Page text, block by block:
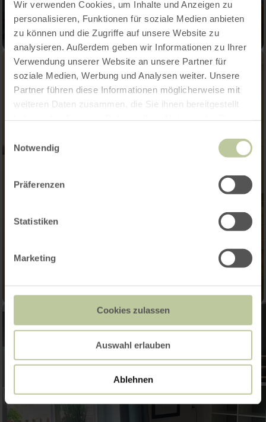
Wir verwenden Cookies, um Inhalte und Anzeigen zu
personalisieren, Funktionen für soziale Medien anbieten
zu können und die Zugriffe auf unsere Website zu
analysieren. Außerdem geben wir Informationen zu Ihrer
Verwendung unserer Website an unsere Partner für
soziale Medien, Werbung und Analysen weiter. Unsere
Partner führen diese Informationen möglicherweise mit
weiteren Daten zusammen, die Sie ihnen bereitgestellt
Notwendig
Präferenzen
Statistiken
Marketing
Cookies zulassen
Auswahl erlauben
Ablehnen